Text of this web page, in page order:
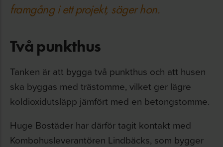
framgång i ett projekt, säger hon.
Två punkthus
Tanken är att bygga två punkthus och att husen
ska byggas med trästomme, vilket ger lägre
koldioxidutsläpp jämfört med en betongstomme.
Huge Bostäder har därför tagit kontakt med
Kombohusleverantören Lindbäcks, som bygger